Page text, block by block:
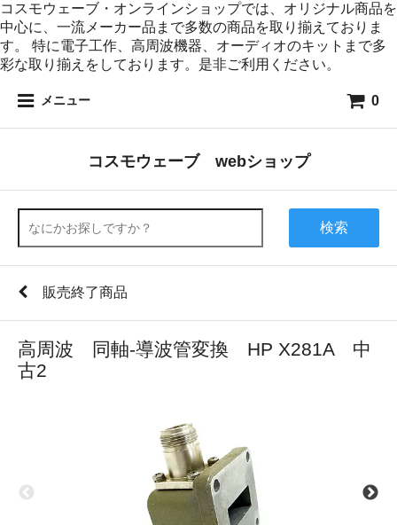
コスモウェーブ・オンラインショップでは、オリジナル商品を
中心に、一流メーカー品まで多数の商品を取り揃えておりま
す。 特に電子工作、高周波機器、オーディオのキットまで多
彩な取り揃えをしております。是非ご利用ください。
メニュー 0
コスモウェーブ webショップ
検索
販売終了商品
高周波 同軸-導波管変換 HP X281A 中
古2